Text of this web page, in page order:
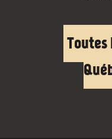
Toutes